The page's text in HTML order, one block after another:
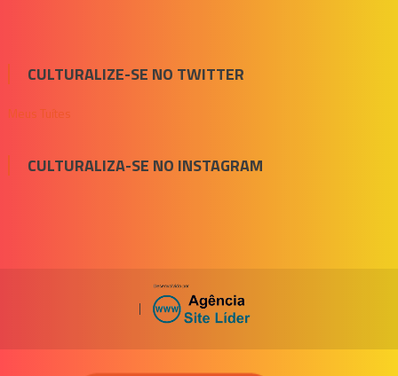
CULTURALIZE-SE NO TWITTER
Meus Tuítes
CULTURALIZA-SE NO INSTAGRAM
|